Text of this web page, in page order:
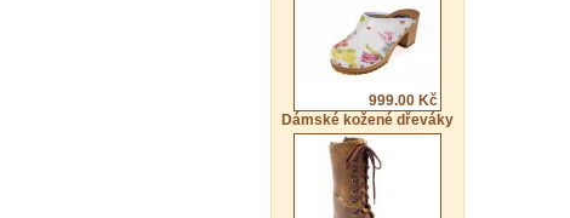
999.00 Kč
Dámské kožené dřeváky